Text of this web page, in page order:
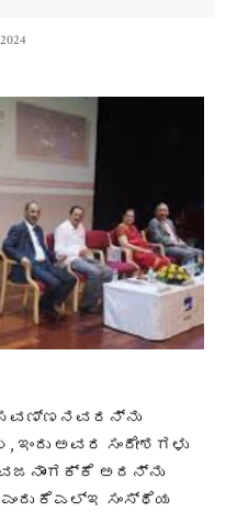
ಅವರ ಸಂದೇಶಗಳು
ಅದನ್ನು
ಕೆಎಲ್‌ಇ ಸಂಸ್ಥೆಯ